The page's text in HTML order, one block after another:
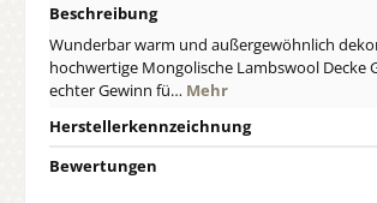
Beschreibung
Wunderbar warm und außergewöhnlich
hochwertige Mongolische Lambswool Decke
echter Gewinn fü… Mehr
Herstellerkennzeichnung
Bewertungen